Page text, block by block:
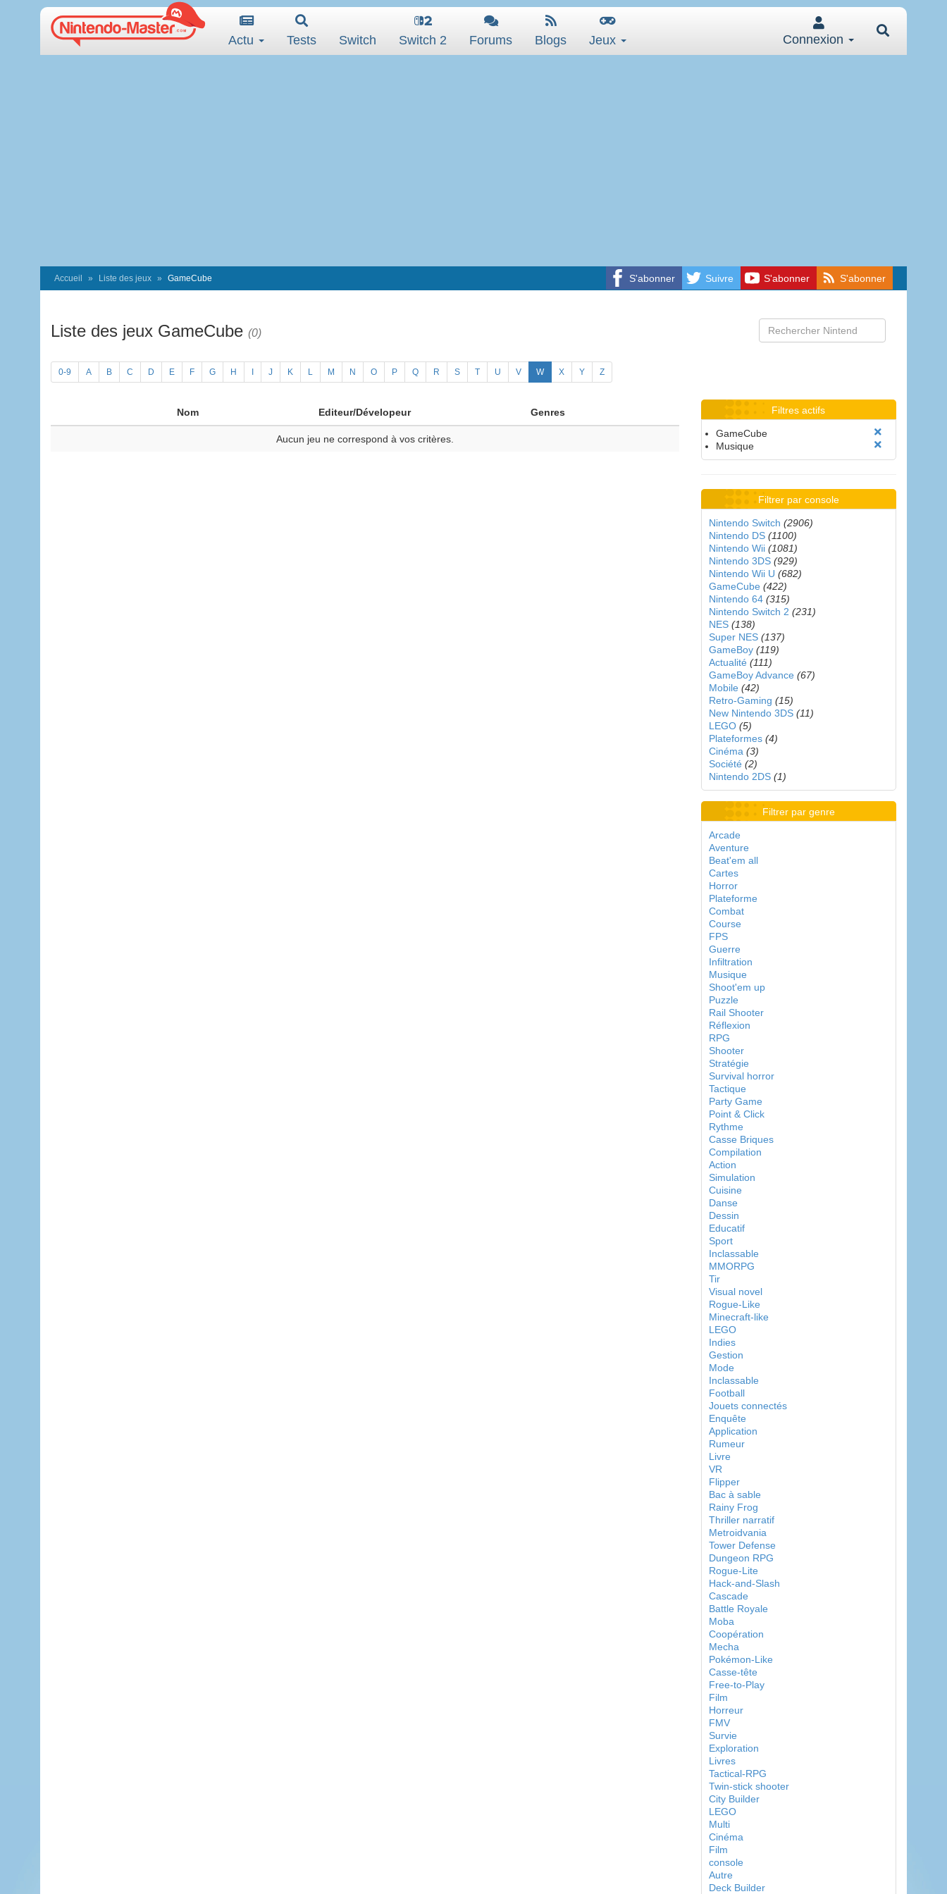
Actu Tests Switch Switch 2 Forums Blogs Jeux Connexion
S'abonner Suivre S'abonner S'abonner
Accueil Liste des jeux GameCube
Liste des jeux GameCube (0)
0-9 A B C D E F G H J K L M N O P Q R S T U V W X Y Z
Nom Editeur/Dévelopeur Genres
Aucun jeu ne correspond à vos critères.
Filtres actifs
GameCube
Musique
Filtrer par console
Nintendo Switch (2906)
Nintendo DS (1100)
Nintendo Wii (1081)
Nintendo 3DS (929)
Nintendo Wii U (682)
GameCube (422)
Nintendo 64 (315)
Nintendo Switch 2 (231)
NES (138)
Super NES (137)
GameBoy (119)
Actualité (111)
GameBoy Advance (67)
Mobile (42)
Retro-Gaming (15)
New Nintendo 3DS (11)
LEGO (5)
Plateformes (4)
Cinéma (3)
Société (2)
Nintendo 2DS (1)
Filtrer par genre
Arcade
Aventure
Beat'em all
Cartes
Horror
Plateforme
Combat
Course
FPS
Guerre
Infiltration
Musique
Shoot'em up
Puzzle
Rail Shooter
Réflexion
RPG
Shooter
Stratégie
Survival horror
Tactique
Party Game
Point & Click
Rythme
Casse Briques
Compilation
Action
Simulation
Cuisine
Danse
Dessin
Educatif
Sport
Inclassable
MMORPG
Tir
Visual novel
Rogue-Like
Minecraft-like
LEGO
Indies
Gestion
Mode
Inclassable
Football
Jouets connectés
Enquête
Application
Rumeur
Livre
VR
Flipper
Bac à sable
Rainy Frog
Thriller narratif
Metroidvania
Tower Defense
Dungeon RPG
Rogue-Lite
Hack-and-Slash
Cascade
Battle Royale
Moba
Coopération
Mecha
Pokémon-Like
Casse-tête
Free-to-Play
Film
Horreur
FMV
Survie
Exploration
Livres
Tactical-RPG
Twin-stick shooter
City Builder
LEGO
Multi
Cinéma
Film
console
Autre
Deck Builder